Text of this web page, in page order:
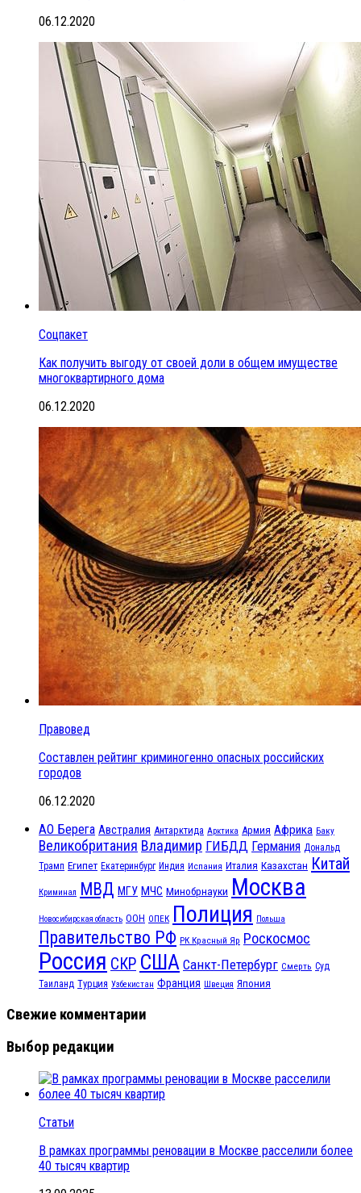
06.12.2020
Соцпакет
Как получить выгоду от своей доли в общем имуществе
многоквартирного дома
06.12.2020
Правовед
Составлен рейтинг криминогенно опасных российских
городов
06.12.2020
АО Берега Австралия Антарктида Арктика Армия Африка Баку
Великобритания Владимир ГИБДД Германия Дональд
Трамп Египет Екатеринбург Индия Испания Италия Казахстан Китай
Криминал МВД МГУ МЧС Минобрнауки Москва
Новосибирская область ООН ОПЕК Полиция Польша
Правительство РФ РК Красный Яр Роскосмос
Россия СКР США Санкт-Петербург Смерть Суд
Таиланд Турция Узбекистан Франция Швеция Япония
Свежие комментарии
Выбор редакции
Статьи
В рамках программы реновации в Москве расселили более
40 тысяч квартир